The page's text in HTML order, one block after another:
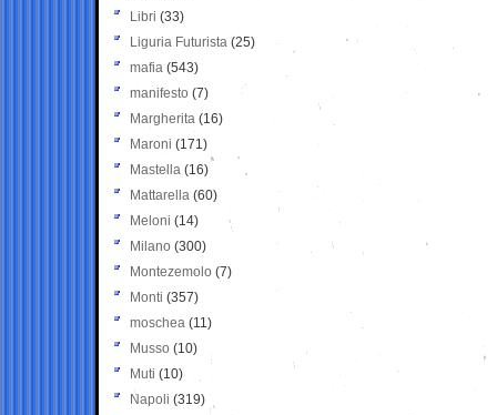
Libri (33)
Liguria Futurista (25)
mafia (543)
manifesto (7)
Margherita (16)
Maroni (171)
Mastella (16)
Mattarella (60)
Meloni (14)
Milano (300)
Montezemolo (7)
Monti (357)
moschea (11)
Musso (10)
Muti (10)
Napoli (319)